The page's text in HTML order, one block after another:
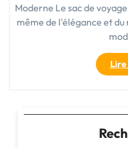
Moderne Le sac de
même de l'élégance et
Lire